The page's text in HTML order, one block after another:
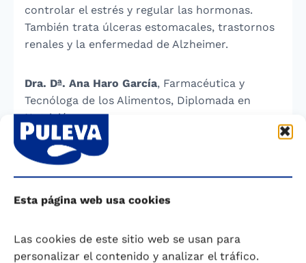
Esta página web usa cookies
Las cookies de este sitio web se usan para
personalizar el contenido y analizar el tráfico.
controlar el estrés y regular las hormonas.
También trata úlceras estomacales, trastornos
renales y la enfermedad de Alzheimer.
Dra. Dª. Ana Haro García, Farmacéutica y
Tecnóloga de los Alimentos, Diplomada en
Nutrición.
Revisado por Dra. Casandra Madrigal.
Nutricionista-Dietista, Doctora en Nutrición y
Iberoamericana de Nutrición-FINUT. Marzo,